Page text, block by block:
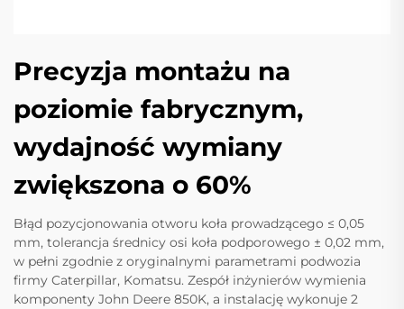
Precyzja montażu na
poziomie fabrycznym,
wydajność wymiany
zwiększona o 60%
Błąd pozycjonowania otworu koła prowadzącego ≤ 0,05
mm, tolerancja średnicy osi koła podporowego ± 0,02 mm,
w pełni zgodnie z oryginalnymi parametrami podwozia
firmy Caterpillar, Komatsu. Zespół inżynierów wymienia
komponenty John Deere 850K, a instalację wykonuje 2